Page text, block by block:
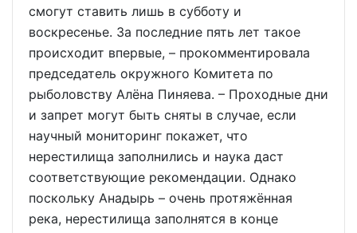
смогут ставить лишь в субботу и
воскресенье. За последние пять лет такое
происходит впервые, – прокомментировала
председатель окружного Комитета по
рыболовству Алёна Пиняева. – Проходные дни
и запрет могут быть сняты в случае, если
научный мониторинг покажет, что
нерестилища заполнились и наука даст
соответствующие рекомендации. Однако
поскольку Анадырь – очень протяжённая
река, нерестилища заполнятся в конце